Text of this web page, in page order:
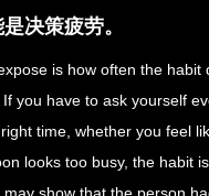
决策疲劳。
is how often the habit
you have to ask yourself
time, whether you feel
looks too busy, the habit
show that the person